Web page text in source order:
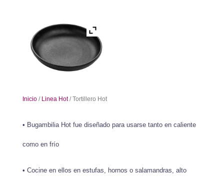
Inicio/ Linea Hot/ Tortillero Hot
• Bugambilia Hot fue diseñado para usarse tanto en caliente
como en frío
• Cocine en ellos en estufas, hornos o salamandras, alto